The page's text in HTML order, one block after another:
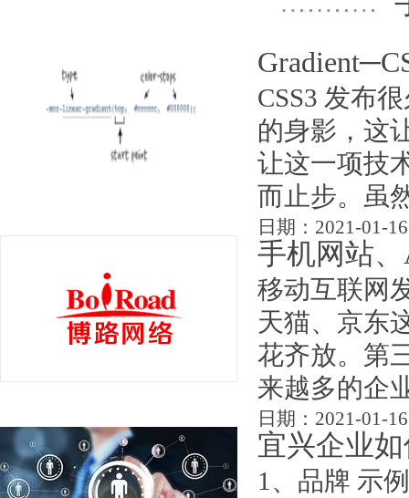
CSS3 发布
的身影，这
让这一项技
而止步。虽
日期：2021-01-16
手机网站
移动互联网
天猫、京东
花齐放。第
来越多的企
日期：2021-01-16
宜兴企业
1、品牌 示